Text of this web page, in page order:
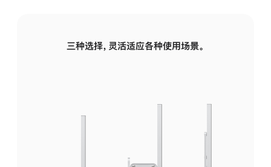
三种选择，灵活适应各种使用场景。